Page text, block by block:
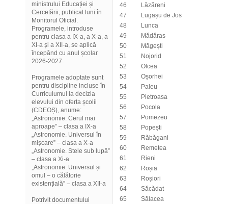
ministrului Educației și
Cercetării, publicat luni în
Monitorul Oficial.
Programele, introduse
pentru clasa a IX-a, a X-a, a
XI-a și a XII-a, se aplică
începând cu anul școlar
2026-2027.
Programele adoptate sunt
pentru discipline incluse în
Curriculumul la decizia
elevului din oferta școlii
(CDEOȘ), anume:
„Astronomie. Cerul mai
aproape” – clasa a IX-a
„Astronomie. Universul în
mișcare” – clasa a X-a
„Astronomie. Stele sub lupă”
– clasa a Xi-a
„Astronomie. Universul și
omul – o călătorie
existențială” – clasa a XII-a
Potrivit documentului
46
Lăzăreni
47
Lugașu de Jos
48
Lunca
49
Mădăras
50
Măgești
51
Nojorid
52
Olcea
53
Oșorhei
54
Paleu
55
Pietroasa
56
Pocola
57
Pomezeu
58
Popești
59
Răbăgani
60
Remetea
61
Rieni
62
Roșia
63
Roșiori
64
Săcădat
65
Sălacea